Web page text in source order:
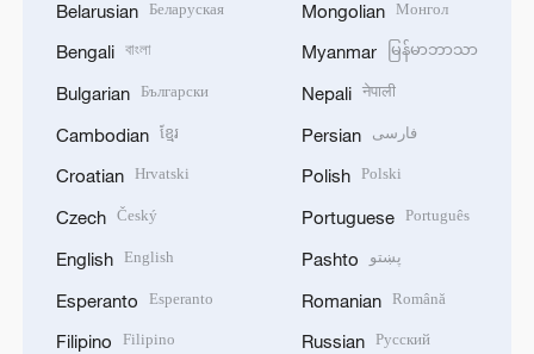
Belarusian Беларуская
Bengali বাংলা
Bulgarian Български
Cambodian ខ្មែរ
Croatian Hrvatski
Czech Český
English English
Esperanto Esperanto
Filipino Filipino
Mongolian Монгол
Myanmar မြန်မာဘာသာ
Nepali नेपाली
Persian فارسی
Polish Polski
Portuguese Português
Pashto پښتو
Romanian Română
Russian Русский